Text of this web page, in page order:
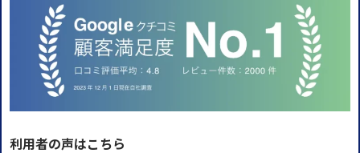
利用者の声はこちら